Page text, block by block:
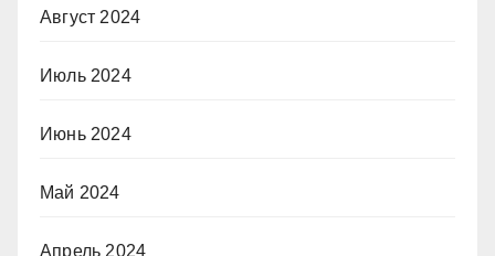
Август 2024
Июль 2024
Июнь 2024
Май 2024
Апрель 2024